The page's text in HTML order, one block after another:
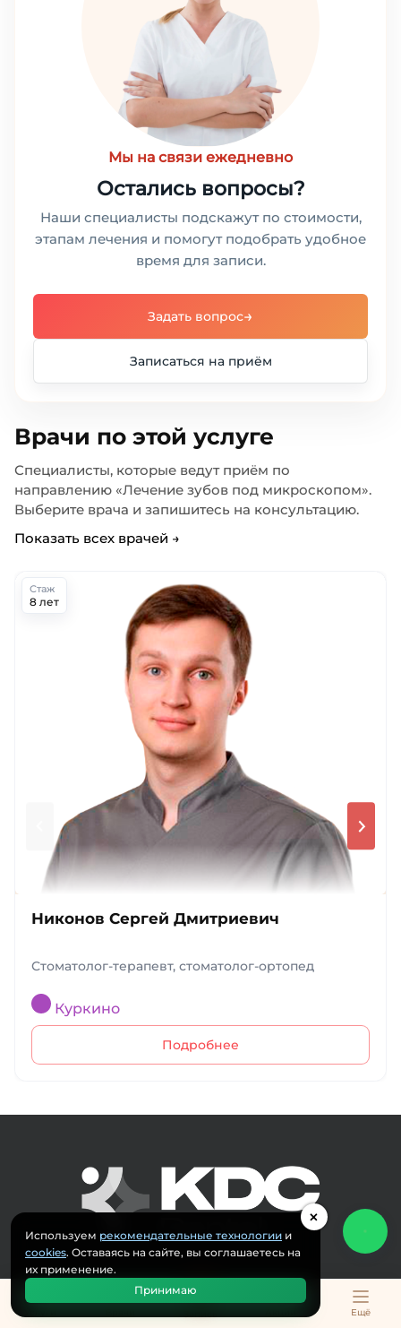
Ещё
Мы на связи ежедневно
Остались вопросы?
Наши специалисты подскажут по стоимости,
этапам лечения и помогут подобрать удобное
время для записи.
Задать вопрос→
Записаться на приём
Врачи по этой услуге
Специалисты, которые ведут приём по
направлению «Лечение зубов под микроскопом».
Выберите врача и запишитесь на консультацию.
Показать всех врачей →
Стаж
8 лет
Никонов Сергей Дмитриевич
Стоматолог-терапевт, стоматолог-ортопед
Куркино
Подробнее
×
Используем рекомендательные технологии и
cookies. Оставаясь на сайте, вы соглашаетесь на
их применение.
Принимаю